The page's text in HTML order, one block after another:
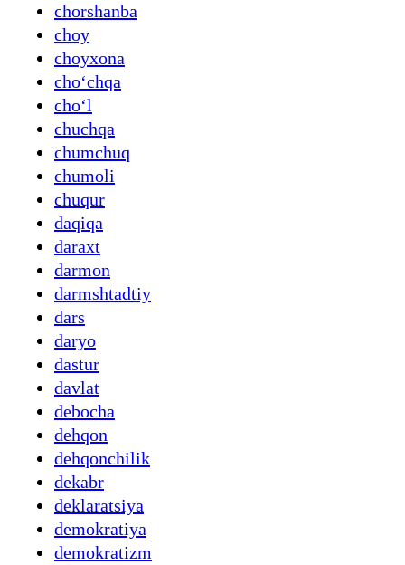
chorshanba
choy
choyxona
choʻchqa
choʻl
chuchqa
chumchuq
chumoli
chuqur
daqiqa
daraxt
darmon
darmshtadtiy
dars
daryo
dastur
davlat
debocha
dehqon
dehqonchilik
dekabr
deklaratsiya
demokratiya
demokratizm